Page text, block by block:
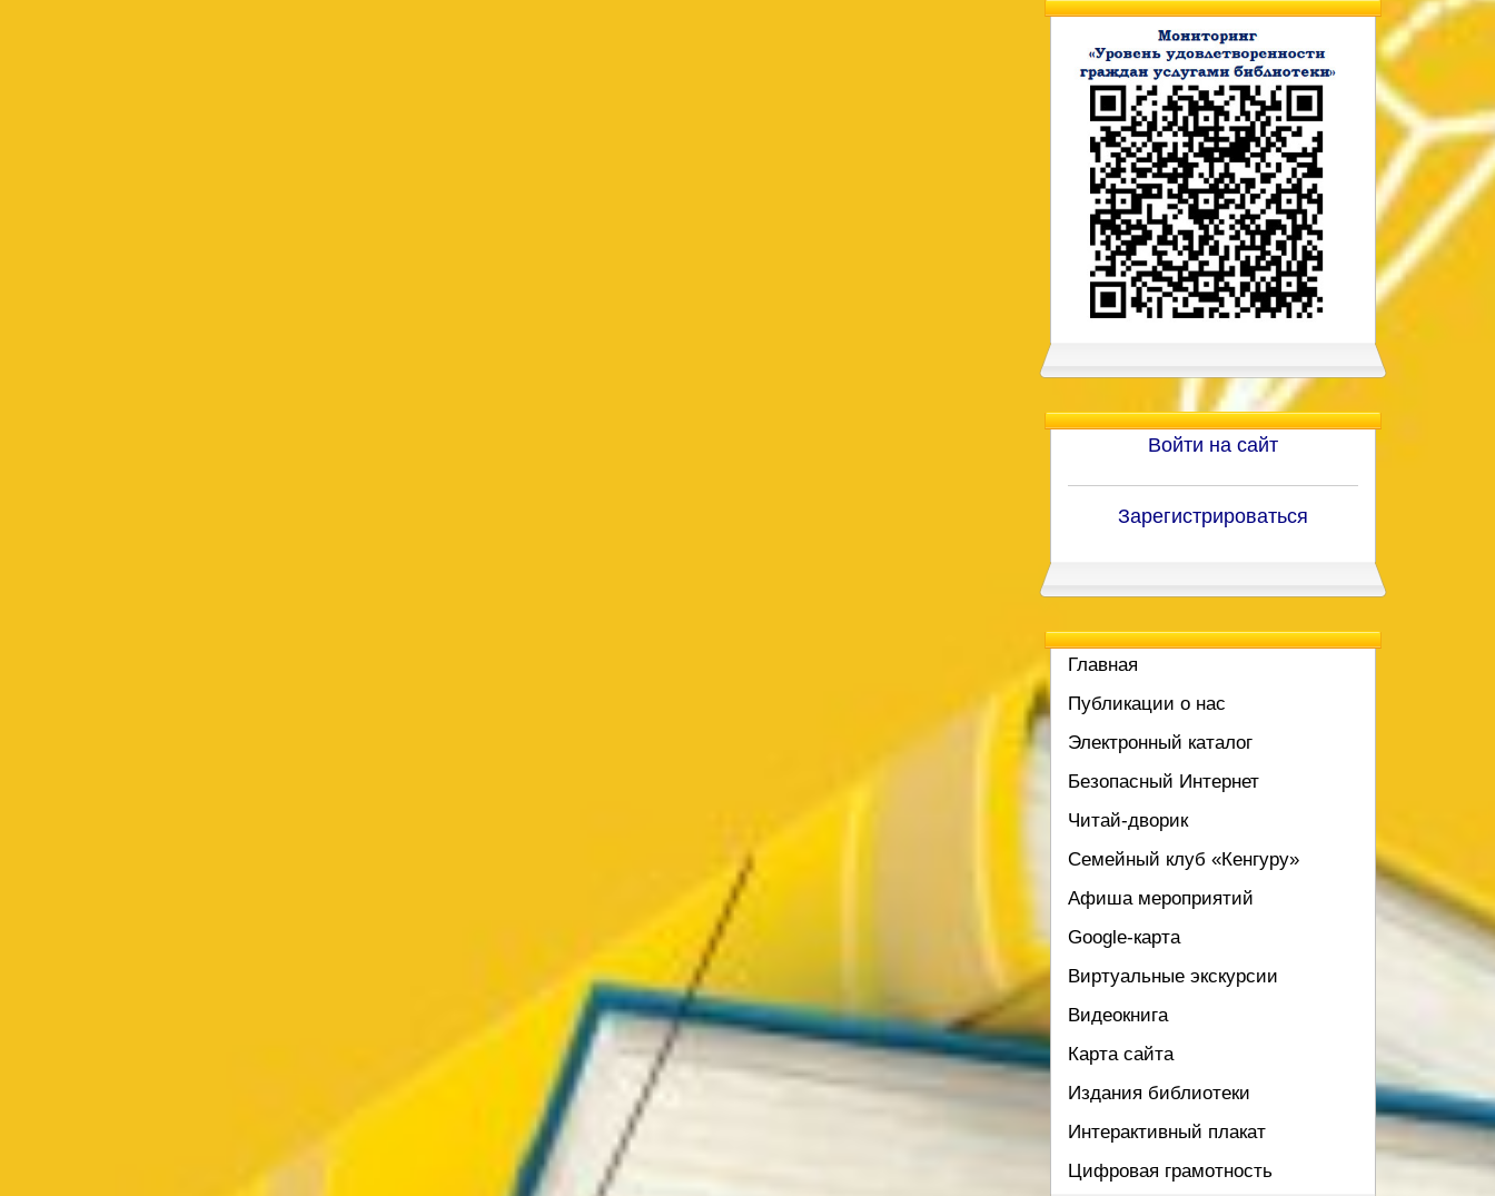
Войти на сайт
Зарегистрироваться
Главная
Публикации о нас
Электронный каталог
Безопасный Интернет
Читай-дворик
Семейный клуб «Кенгуру»
Афиша мероприятий
Google-карта
Виртуальные экскурсии
Видеокнига
Карта сайта
Издания библиотеки
Интерактивный плакат
Цифровая грамотность